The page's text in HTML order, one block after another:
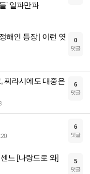
' 일파만파
해인 등장 | 이런 엿
0
댓글
찌라시에도 대중은
6
댓글
6
댓글
느 [나랑드로 와] 5
댓글